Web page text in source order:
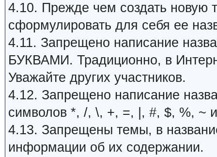
4.10. Прежде чем создать новую
сформулировать для себя ее
4.11. Запрещено написание
БУКВАМИ. Традиционно, в
Уважайте других участников.
4.12. Запрещено написание
символов *, /, \, +, =, |, #, $, %, ~ и
4.13. Запрещены темы, в
информации об их содержании.